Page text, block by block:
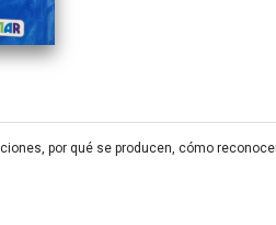
por qué se producen, cómo